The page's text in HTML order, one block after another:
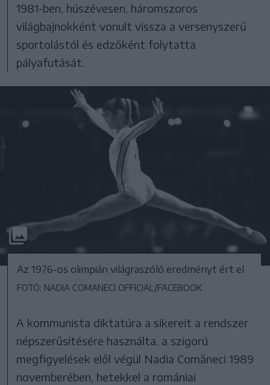
1981-ben, húszévesen, háromszoros
világbajnokként vonult vissza a versenyszerű
sportolástól és edzőként folytatta
pályafutását.
Az 1976-os olimpián világraszóló eredményt ért el
FOTÓ: NADIA COMANECI OFFICIAL/FACEBOOK
A kommunista diktatúra a sikereit a rendszer
népszerűsítésére használta, a szigorú
megfigyelések elől végül Nadia Comăneci 1989
novemberében, hetekkel a romániai